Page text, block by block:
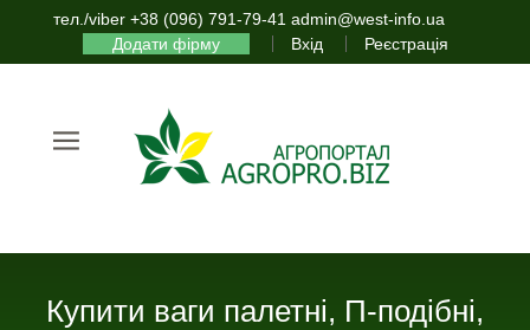
тел./viber +38 (096) 791-79-41 admin@west-info.ua
Додати фірму
Вхід Реєстрація
Купити ваги палетні, П-подібні,